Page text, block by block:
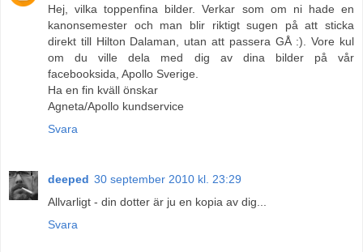
Hej, vilka toppenfina bilder. Verkar som om ni hade en
kanonsemester och man blir riktigt sugen på att sticka
direkt till Hilton Dalaman, utan att passera GÅ :). Vore kul
om du ville dela med dig av dina bilder på vår
facebooksida, Apollo Sverige.
Ha en fin kväll önskar
Agneta/Apollo kundservice
Svara
deeped 30 september 2010 kl. 23:29
Allvarligt - din dotter är ju en kopia av dig...
Svara